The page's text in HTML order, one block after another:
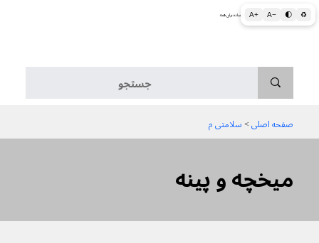
A+ A− 🌓 ♻ اطلاعات پزشکی و بهداشتی به زبان ساده برای همه
میخچه و پینه
صفحه اصلی > سلامتی م